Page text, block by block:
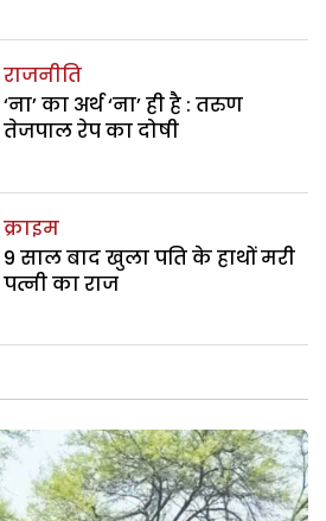
राजनीति
‘ना’ का अर्थ ‘ना’ ही है : तरुण
तेजपाल रेप का दोषी
क्राइम
9 साल बाद खुला पति के हाथों मरी
पत्नी का राज